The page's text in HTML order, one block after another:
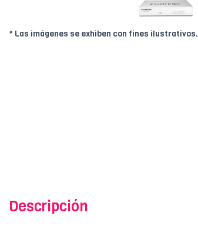
* Las imágenes se exhiben con fines ilustrativos.
Descripción